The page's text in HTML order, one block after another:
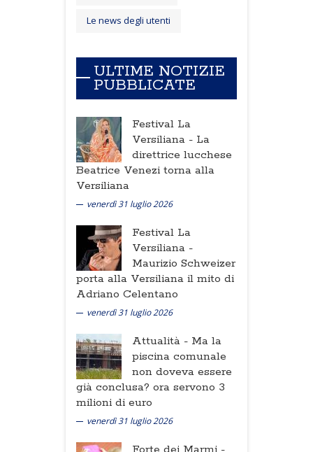
Le news degli utenti
ULTIME NOTIZIE
PUBBLICATE
Festival La
Versiliana - La
direttrice lucchese
Beatrice Venezi torna alla
Versiliana
venerdì 31 luglio 2026
Festival La
Versiliana -
Maurizio Schweizer
porta alla Versiliana il mito di
Adriano Celentano
venerdì 31 luglio 2026
Attualità - Ma la
piscina comunale
non doveva essere
già conclusa? ora servono 3
milioni di euro
venerdì 31 luglio 2026